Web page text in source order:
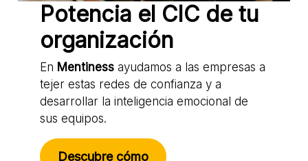
Potencia el CIC de tu
organización
En Mentinessayudamos a las empresas a
tejer estas redes de confianza y a
desarrollar la inteligencia emocional de
sus equipos.
Descubre cómo